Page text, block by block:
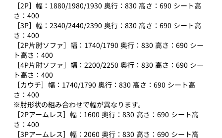
［2P］幅：1880/1980/1930 奥行：830 高さ：690 シート高
さ：400
［3P］幅：2340/2440/2390 奥行：830 高さ：690 シート高
さ：400
［2P片肘ソファ］幅：1740/1790 奥行：830 高さ：690 シー
ト高さ：400
［4P片肘ソファ］幅：2200/2250 奥行：830 高さ：690 シー
ト高さ：400
［カウチ］幅：1740/1790 奥行：830 高さ：690 シート高
さ：400
※肘形状の組み合わせで幅が異なります。
［2Pアームレス］幅：1600 奥行：830 高さ：690 シート高
さ：400
［3Pアームレス］幅：2060 奥行：830 高さ：690 シート高